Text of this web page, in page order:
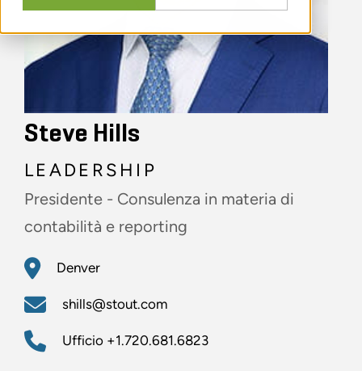
Steve Hills
LEADERSHIP
Presidente - Consulenza in materia di
contabilità e reporting
Denver
shills@stout.com
Ufficio +1.720.681.6823